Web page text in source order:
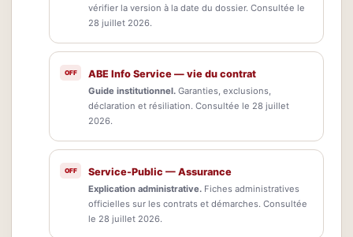
vérifier la version à la date du dossier. Consultée le
28 juillet 2026.
ABE Info Service — vie du contrat
Guide institutionnel. Garanties, exclusions,
déclaration et résiliation. Consultée le 28 juillet
2026.
Service-Public — Assurance
Explication administrative. Fiches administratives
officielles sur les contrats et démarches. Consultée
le 28 juillet 2026.